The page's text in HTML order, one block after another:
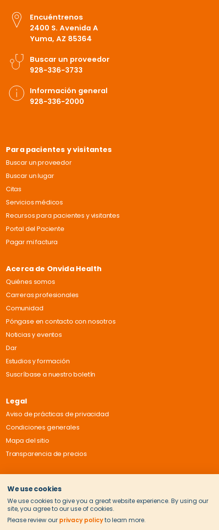
Yenigalla
cantidad
Encuéntrenos
2400 S. Avenida A
Yuma, AZ 85364
Buscar un proveedor
928-336-3733
Información general
928-336-2000
Para pacientes y visitantes
Buscar un proveedor
Buscar un lugar
Citas
Servicios médicos
Recursos para pacientes y visitantes
Portal del Paciente
Pagar mi factura
Acerca de Onvida Health
Quiénes somos
Carreras profesionales
Comunidad
Póngase en contacto con nosotros
Noticias y eventos
Dar
Estudios y formación
Suscríbase a nuestro boletín
Legal
Aviso de prácticas de privacidad
Condiciones generales
Mapa del sitio
Transparencia de precios
We use cookies
We use cookies to give you a great website experience. By using our
site, you agree to our use of cookies.
Please review our privacy policyto learn more.